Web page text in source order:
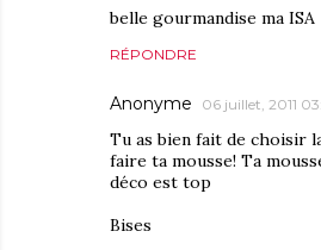
belle gourmandise ma ISA
RÉPONDRE
Anonyme 06 juillet, 2011
Tu as bien fait de choisir
faire ta mousse! Ta
déco est top
Bises